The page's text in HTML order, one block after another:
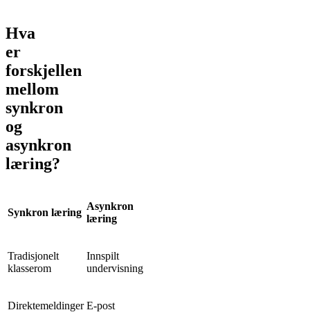
Hva
er
forskjellen
mellom
synkron
og
asynkron
læring?
Synkron læring
Asynkron
læring
Tradisjonelt
klasserom
Innspilt
undervisning
Direktemeldinger E-post